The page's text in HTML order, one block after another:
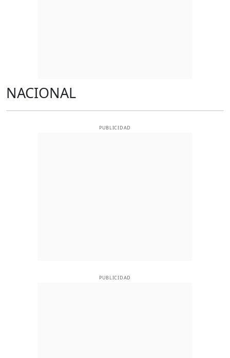
NACIONAL
PUBLICIDAD
PUBLICIDAD